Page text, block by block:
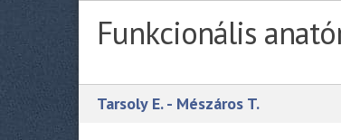
Funkcionális
Tarsoly E. - Mészáros T.